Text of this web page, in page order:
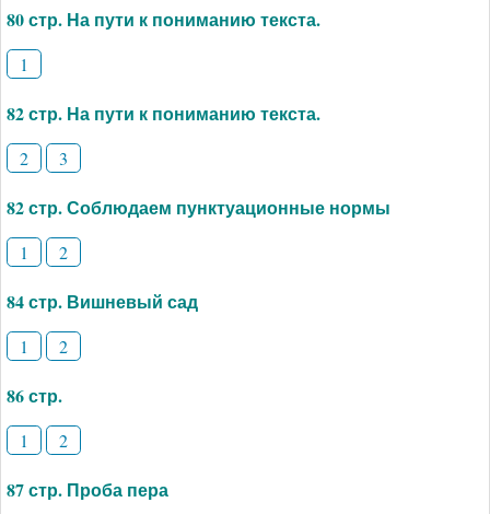
80 стр. На пути к пониманию текста.
1
82 стр. На пути к пониманию текста.
2 3
82 стр. Соблюдаем пунктуационные нормы
1 2
84 стр. Вишневый сад
1 2
86 стр.
1 2
87 стр. Проба пера